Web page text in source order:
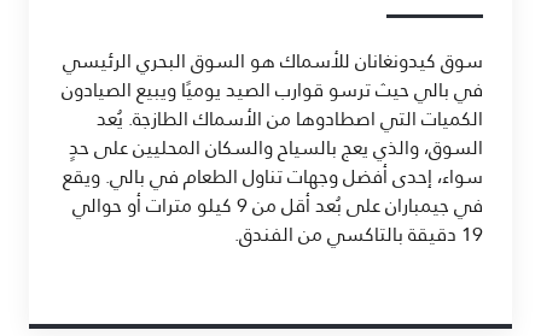
سوق كيدونغانان للأسماك هو السوق البحري الرئيسي
في بالي حيث ترسو قوارب الصيد يوميًا ويبيع الصيادون
الكميات التي اصطادوها من الأسماك الطازجة. يُعد
السوق، والذي يعج بالسياح والسكان المحليين على حدٍ
سواء، إحدى أفضل وجهات تناول الطعام في بالي. ويقع
في جيمباران على بُعد أقل من 9 كيلو مترات أو حوالي
19 دقيقة بالتاكسي من الفندق.